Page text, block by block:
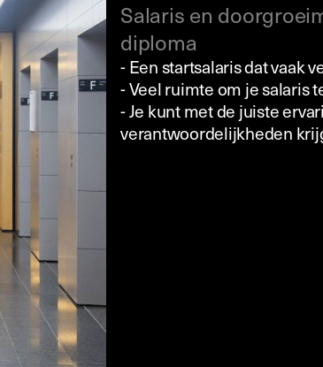
Salaris en
diploma
- Een startsalaris dat vaak
- Veel ruimte om je salaris
- Je kunt met de juiste
verantwoordelijkheden